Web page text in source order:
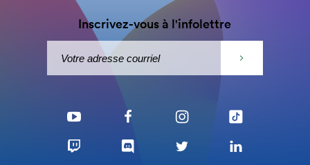
Inscrivez-vous à l'infolettre